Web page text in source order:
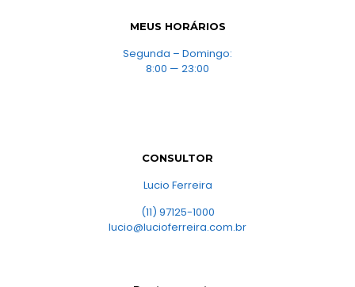
MEUS HORÁRIOS
Segunda – Domingo:
8:00 — 23:00
CONSULTOR
Lucio Ferreira
(11) 97125-1000
lucio@lucioferreira.com.br